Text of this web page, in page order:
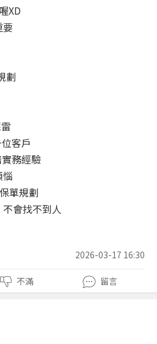
XD
要
劃
客戶
務經驗
單規劃
會找不到人
2026-03-17 16:30
不滿 留言